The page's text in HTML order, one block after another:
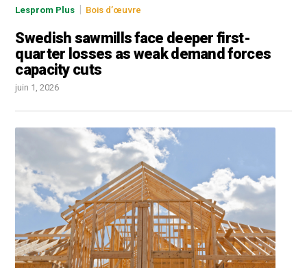
Lesprom Plus | Bois d’œuvre
Swedish sawmills face deeper first-
quarter losses as weak demand forces
capacity cuts
juin 1, 2026